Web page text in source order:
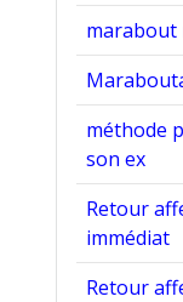
méthode
son ex
Retour
immédiat
Retour